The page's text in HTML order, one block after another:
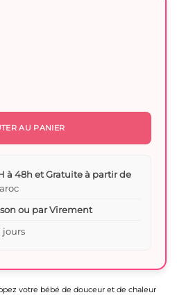
votre bébé de douceur et de chaleur
avec Ceinture - Little baby
AU PANIER
à 48h et Gratuite à partir de
ou par Virement
jours